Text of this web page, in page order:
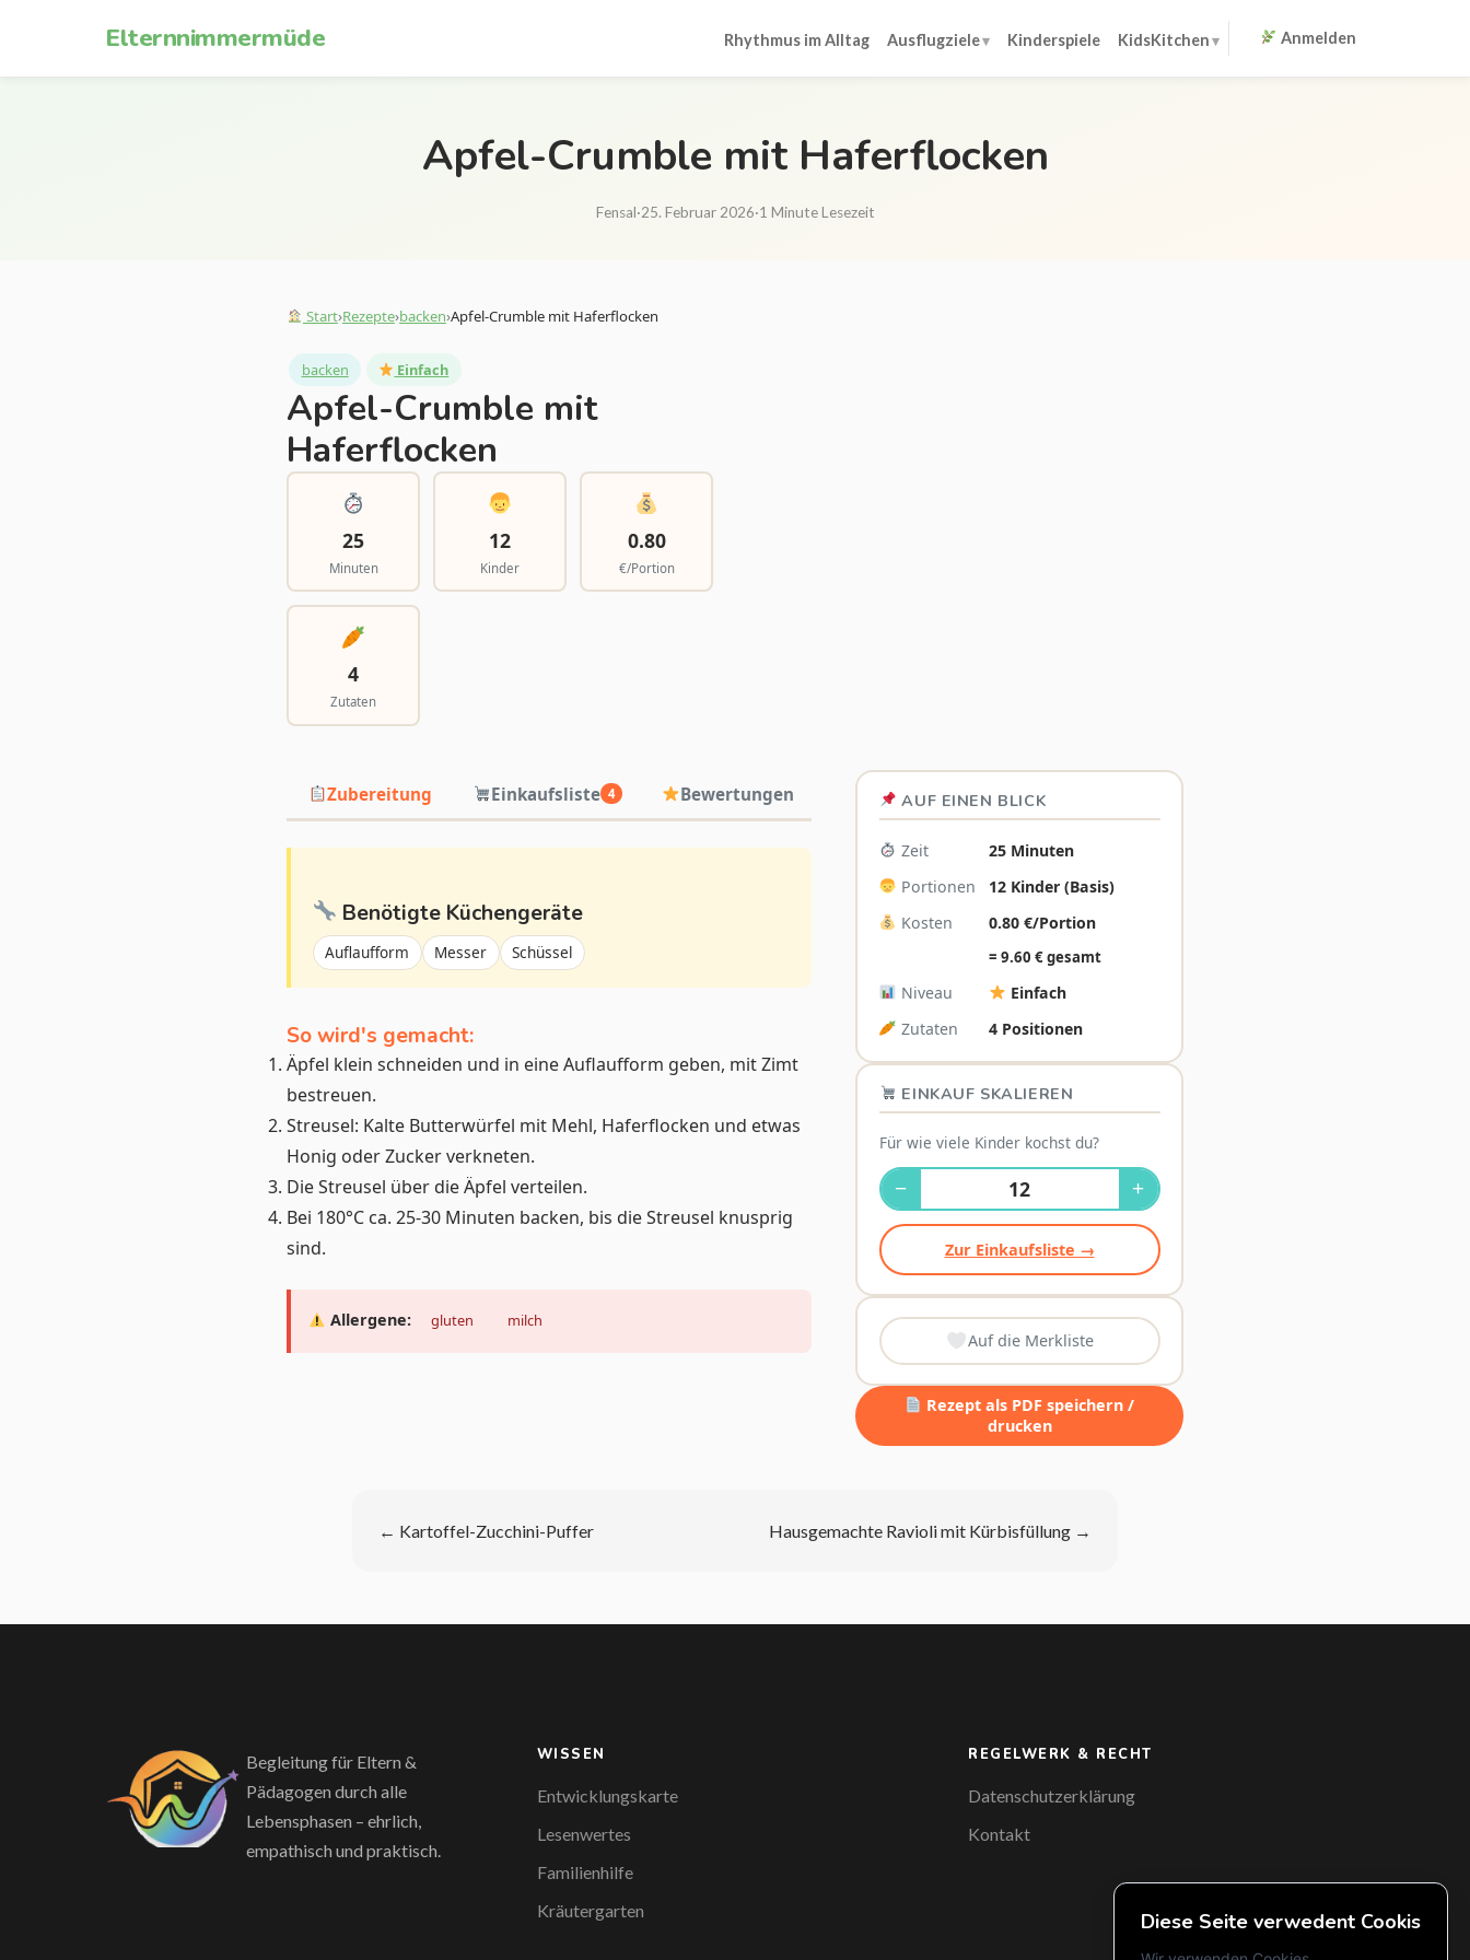
Elternnimmermüde Rhythmus im Alltag Ausflugziele Kinderspiele KidsKitchen Anmelden
Apfel-Crumble mit Haferflocken
Fensal·25. Februar 2026·1 Minute Lesezeit
Start›Rezepte›backen›Apfel-Crumble mit Haferflocken
backen Einfach
Apfel-Crumble mit
Haferflocken
25
Minuten
12
Kinder
0.80
€/Portion
4
Zutaten
Zubereitung Einkaufsliste 4 Bewertungen
Benötigte Küchengeräte
Auflaufform Messer Schüssel
So wird's gemacht:
Äpfel klein schneiden und in eine Auflaufform geben, mit Zimt
bestreuen.
Streusel: Kalte Butterwürfel mit Mehl, Haferflocken und etwas
Honig oder Zucker verkneten.
Die Streusel über die Äpfel verteilen.
Bei 180°C ca. 25-30 Minuten backen, bis die Streusel knusprig
sind.
Allergene: gluten milch
AUF EINEN BLICK
Zeit
25 Minuten
Portionen
12 Kinder (Basis)
Kosten
0.80 €/Portion
= 9.60 € gesamt
Niveau
Einfach
Zutaten
4 Positionen
EINKAUF SKALIEREN
Für wie viele Kinder kochst du?
− +
Zur Einkaufsliste →
Auf die Merkliste
Rezept als PDF speichern /
drucken
← Kartoffel-Zucchini-Puffer Hausgemachte Ravioli mit Kürbisfüllung →
Begleitung für Eltern &
Pädagogen durch alle
Lebensphasen – ehrlich,
empathisch und praktisch.
WISSEN
Entwicklungskarte
Lesenwertes
Familienhilfe
Kräutergarten
REGELWERK & RECHT
Datenschutzerklärung
Kontakt
Diese Seite verwedent Cookis